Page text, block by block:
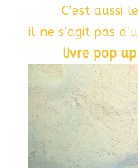
C’est aussi
il ne s’agit pas
livre pop up